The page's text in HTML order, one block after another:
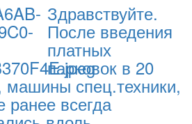
Здравствуйте.
После введения
платных
парковок в 20
машины спец.техники,
ранее всегда